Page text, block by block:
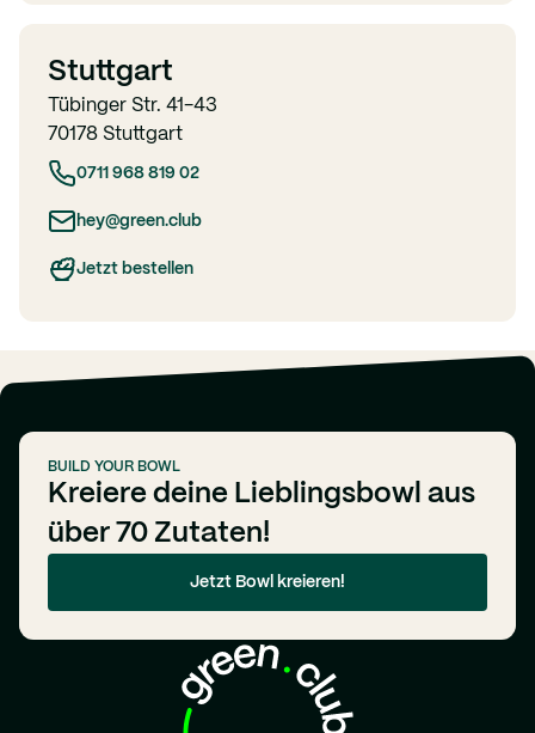
Stuttgart
Tübinger Str. 41-43
70178 Stuttgart
0711 968 819 02
hey@green.club
Jetzt bestellen
BUILD YOUR BOWL
Kreiere deine Lieblingsbowl aus
über 70 Zutaten!
Jetzt Bowl kreieren!